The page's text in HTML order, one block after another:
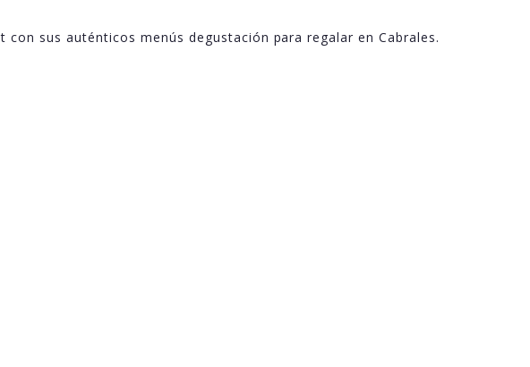
sus auténticos menús degustación para regalar en Cabrales.